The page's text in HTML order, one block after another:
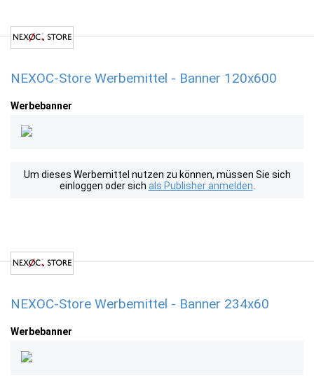
NEXOC-Store Werbemittel - Banner 120x600
Werbebanner
Um dieses Werbemittel nutzen zu können, müssen Sie sich
einloggen oder sich als Publisher anmelden
NEXOC-Store Werbemittel - Banner 234x60
Werbebanner